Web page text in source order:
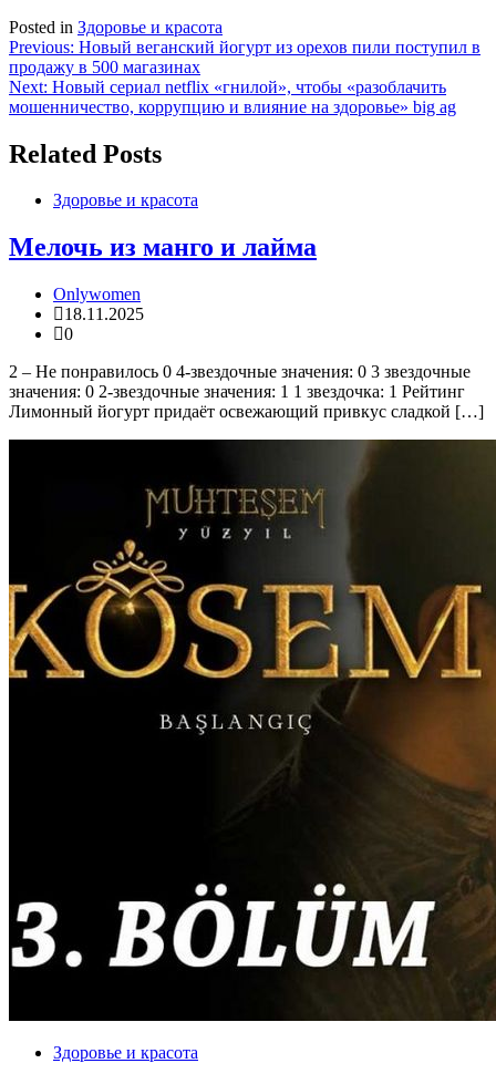
Posted in Здоровье и красота
Навигация
по
записям
Previous: Новый веганский йогурт из орехов пили поступил в
продажу в 500 магазинах
Next: Новый сериал netflix «гнилой», чтобы «разоблачить
мошенничество, коррупцию и влияние на здоровье» big ag
Related Posts
Здоровье и красота
Мелочь из манго и лайма
Onlywomen
18.11.2025
0
2 – Не понравилось 0 4-звездочные значения: 0 3 звездочные
значения: 0 2-звездочные значения: 1 1 звездочка: 1 Рейтинг
Лимонный йогурт придаёт освежающий привкус сладкой […]
Здоровье и красота